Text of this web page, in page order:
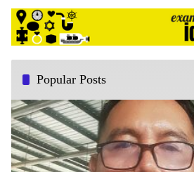
Popular Posts